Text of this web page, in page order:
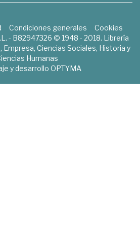
Condiciones generales
Cookies
- B82947326 © 1948 - 2018. Librería
Ciencias Sociales, Historia y
Humanas
y desarrollo OPTYMA